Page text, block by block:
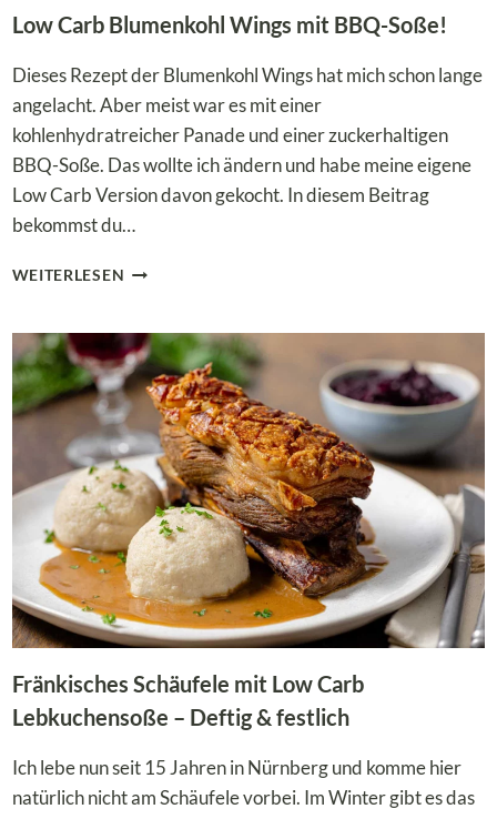
Low Carb Blumenkohl Wings mit BBQ-Soße!
Dieses Rezept der Blumenkohl Wings hat mich schon lange
angelacht. Aber meist war es mit einer
kohlenhydratreicher Panade und einer zuckerhaltigen
BBQ-Soße. Das wollte ich ändern und habe meine eigene
Low Carb Version davon gekocht. In diesem Beitrag
bekommst du…
WEITERLESEN LOW
WINGS
MIT
BBQ-
SOSSE!
Fränkisches Schäufele mit Low Carb
Lebkuchensoße – Deftig & festlich
Ich lebe nun seit 15 Jahren in Nürnberg und komme hier
natürlich nicht am Schäufele vorbei. Im Winter gibt es das